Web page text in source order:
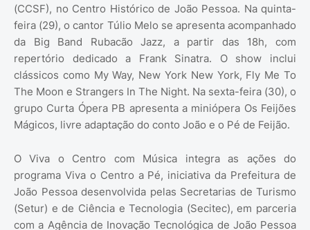
(CCSF), no Centro Histórico de João Pessoa. Na quinta-
feira (29), o cantor Túlio Melo se apresenta acompanhado
da Big Band Rubacão Jazz, a partir das 18h, com
repertório dedicado a Frank Sinatra. O show inclui
clássicos como My Way, New York New York, Fly Me To
The Moon e Strangers In The Night. Na sexta-feira (30), o
grupo Curta Ópera PB apresenta a miniópera Os Feijões
Mágicos, livre adaptação do conto João e o Pé de Feijão.
O Viva o Centro com Música integra as ações do
programa Viva o Centro a Pé, iniciativa da Prefeitura de
João Pessoa desenvolvida pelas Secretarias de Turismo
(Setur) e de Ciência e Tecnologia (Secitec), em parceria
com a Agência de Inovação Tecnológica de João Pessoa